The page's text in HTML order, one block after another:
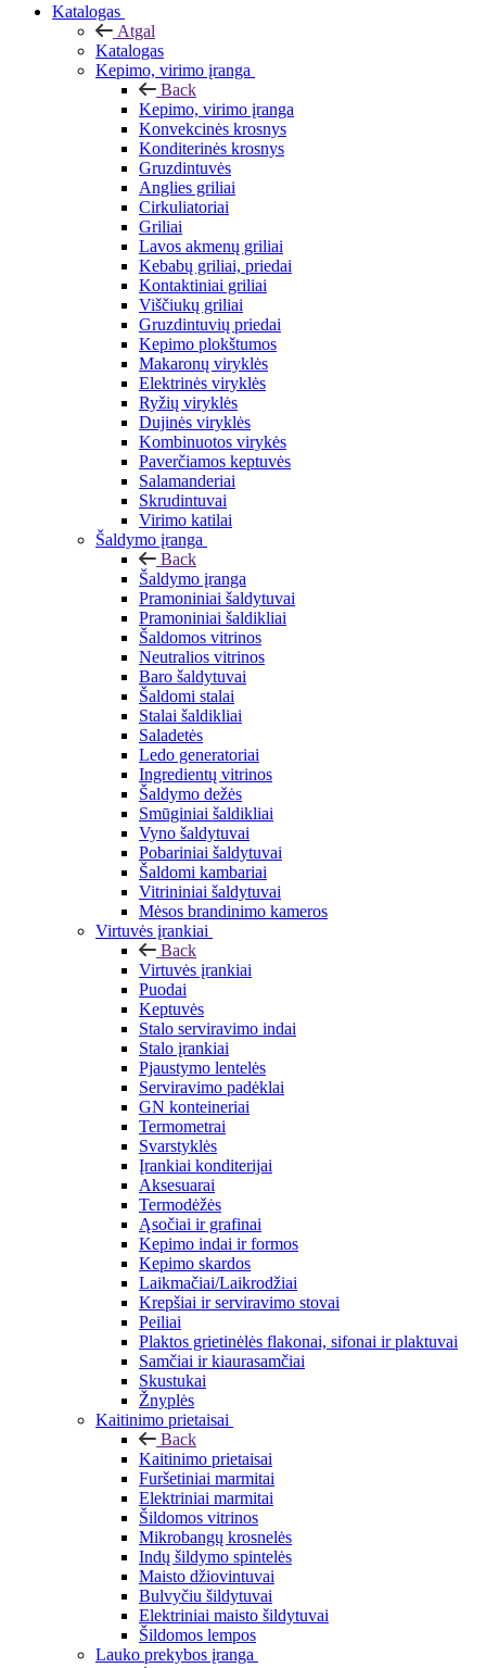
Katalogas
Atgal
Katalogas
Kepimo, virimo įranga
Back
Kepimo, virimo įranga
Konvekcinės krosnys
Konditerinės krosnys
Gruzdintuvės
Anglies griliai
Cirkuliatoriai
Griliai
Lavos akmenų griliai
Kebabų griliai, priedai
Kontaktiniai griliai
Viščiukų griliai
Gruzdintuvių priedai
Kepimo plokštumos
Makaronų viryklės
Elektrinės viryklės
Ryžių viryklės
Dujinės viryklės
Kombinuotos virykės
Paverčiamos keptuvės
Salamanderiai
Skrudintuvai
Virimo katilai
Šaldymo įranga
Back
Šaldymo įranga
Pramoniniai šaldytuvai
Pramoniniai šaldikliai
Šaldomos vitrinos
Neutralios vitrinos
Baro šaldytuvai
Šaldomi stalai
Stalai šaldikliai
Saladetės
Ledo generatoriai
Ingredientų vitrinos
Šaldymo dežės
Smūginiai šaldikliai
Vyno šaldytuvai
Pobariniai šaldytuvai
Šaldomi kambariai
Vitrininiai šaldytuvai
Mėsos brandinimo kameros
Virtuvės įrankiai
Back
Virtuvės įrankiai
Puodai
Keptuvės
Stalo serviravimo indai
Stalo įrankiai
Pjaustymo lentelės
Serviravimo padėklai
GN konteineriai
Termometrai
Svarstyklės
Įrankiai konditerijai
Aksesuarai
Termodėžės
Ąsočiai ir grafinai
Kepimo indai ir formos
Kepimo skardos
Laikmačiai/Laikrodžiai
Krepšiai ir serviravimo stovai
Peiliai
Plaktos grietinėlės flakonai, sifonai ir plaktuvai
Samčiai ir kiaurasamčiai
Skustukai
Žnyplės
Kaitinimo prietaisai
Back
Kaitinimo prietaisai
Furšetiniai marmitai
Elektriniai marmitai
Šildomos vitrinos
Mikrobangų krosnelės
Indų šildymo spintelės
Maisto džiovintuvai
Bulvyčiu šildytuvai
Elektriniai maisto šildytuvai
Šildomos lempos
Lauko prekybos įranga